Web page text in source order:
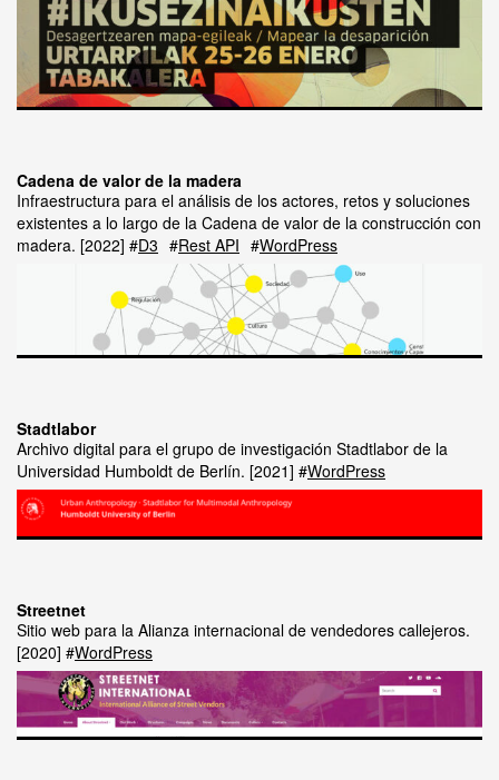
Cadena de valor de la madera
Infraestructura para el análisis de los actores, retos y soluciones
existentes a lo largo de la Cadena de valor de la construcción con
madera. 2022 D3 Rest API WordPress
Stadtlabor
Archivo digital para el grupo de investigación Stadtlabor de la
Universidad Humboldt de Berlín. 2021 WordPress
Streetnet
Sitio web para la Alianza internacional de vendedores callejeros.
2020
WordPress